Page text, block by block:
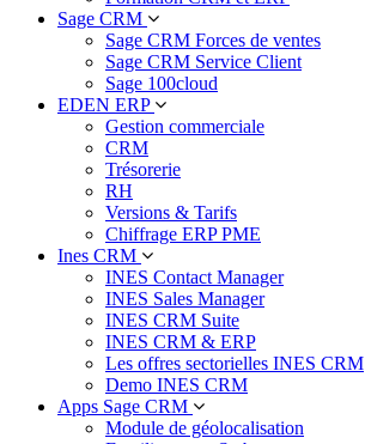
Sage CRM
Sage CRM Forces de ventes
Sage CRM Service Client
Sage 100cloud
EDEN ERP
Gestion commerciale
CRM
Trésorerie
RH
Versions & Tarifs
Chiffrage ERP PME
Ines CRM
INES Contact Manager
INES Sales Manager
INES CRM Suite
INES CRM & ERP
Les offres sectorielles INES CRM
Demo INES CRM
Apps Sage CRM
Module de géolocalisation